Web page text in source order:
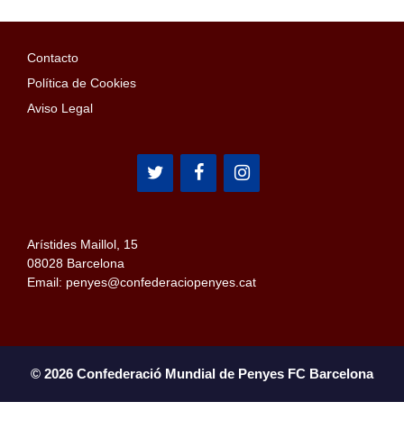
Contacto
Política de Cookies
Aviso Legal
Arístides Maillol, 15
08028 Barcelona
Email: penyes@confederaciopenyes.cat
© 2026 Confederació Mundial de Penyes FC Barcelona